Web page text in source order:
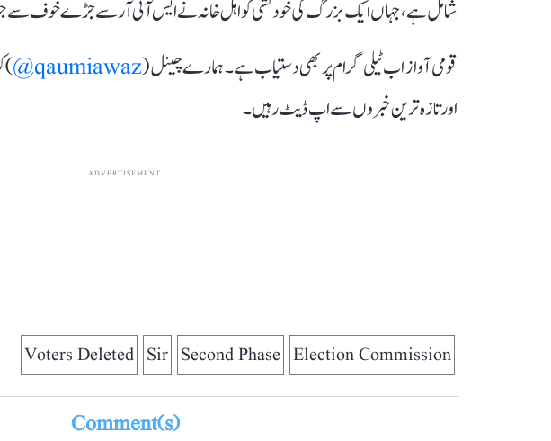
شامل ہے، جہاں ایک بزرگ کی خودکشی کو اہل خانہ نے ایس آئی آر سے جڑے خوف سے
قومی آواز اب ٹیلی گرام پر بھی دستیاب ہے۔ ہمارے چینل (qaumiawaz@
)
اور تازہ ترین خبروں سے اپ ڈیٹ رہیں۔
ADVERTISEMENT
Election Commission
Second Phase
Sir
Voters Deleted
Comment(s)